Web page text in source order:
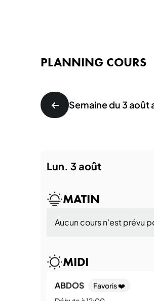
PLANNING COURS
Semaine du 3 août
lun. 3 août
MATIN
Aucun cours n'est prévu
MIDI
ABDOS
Favoris ❤️